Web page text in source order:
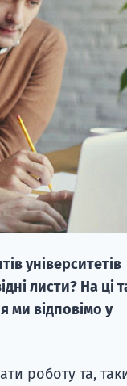
університетів
листи? На ці
ми відповімо у
роботу та,